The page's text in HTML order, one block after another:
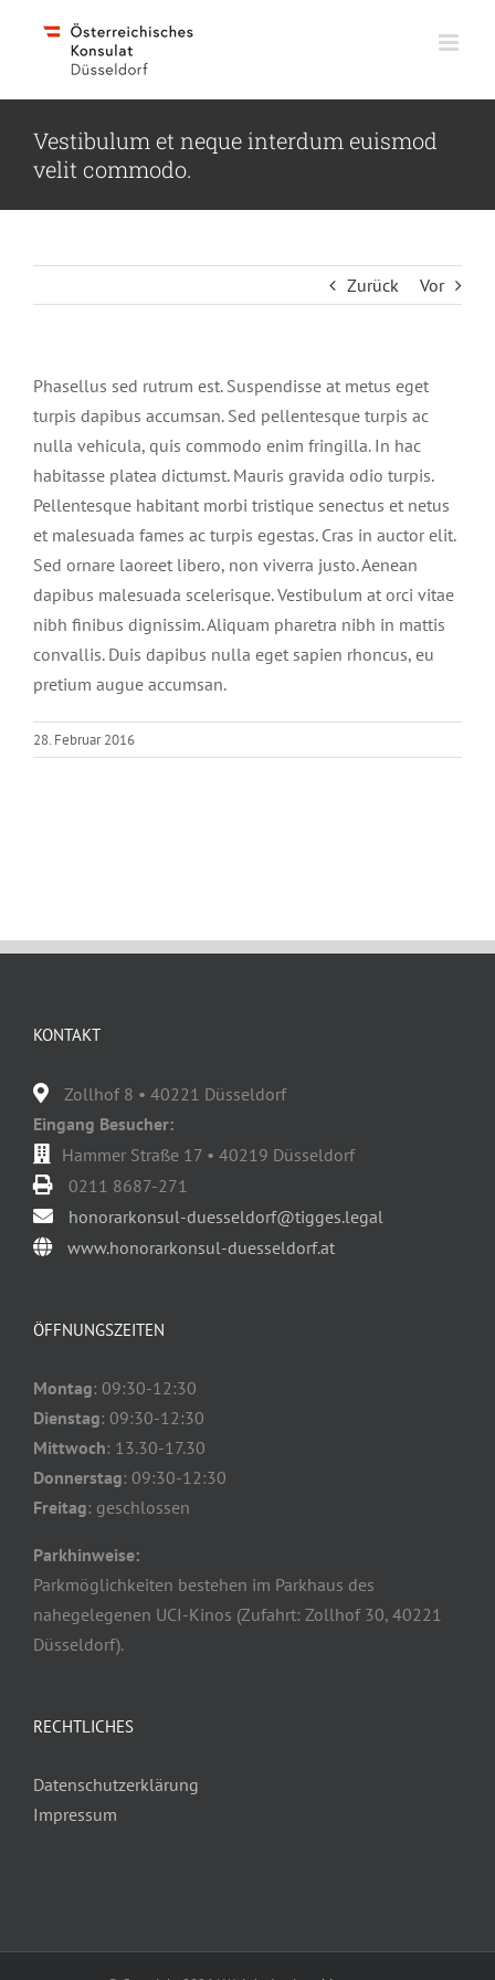
Vestibulum et neque interdum euismod
velit commodo.
Zurück Vor
Phasellus sed rutrum est. Suspendisse at metus eget
turpis dapibus accumsan. Sed pellentesque turpis ac
nulla vehicula, quis commodo enim fringilla. In hac
habitasse platea dictumst. Mauris gravida odio turpis.
Pellentesque habitant morbi tristique senectus et netus
et malesuada fames ac turpis egestas. Cras in auctor elit.
Sed ornare laoreet libero, non viverra justo. Aenean
dapibus malesuada scelerisque. Vestibulum at orci vitae
nibh finibus dignissim. Aliquam pharetra nibh in mattis
convallis. Duis dapibus nulla eget sapien rhoncus, eu
pretium augue accumsan.
28. Februar 2016
KONTAKT
Zollhof 8 • 40221 Düsseldorf
Eingang Besucher:
Hammer Straße 17 • 40219 Düsseldorf
0211 8687-271
honorarkonsul-duesseldorf@tigges.legal
www.honorarkonsul-duesseldorf.at
ÖFFNUNGSZEITEN
Montag: 09:30-12:30
Dienstag: 09:30-12:30
Mittwoch: 13.30-17.30
Donnerstag: 09:30-12:30
Freitag: geschlossen
Parkhinweise:
Parkmöglichkeiten bestehen im Parkhaus des
nahegelegenen UCI-Kinos (Zufahrt: Zollhof 30, 40221
Düsseldorf).
RECHTLICHES
Datenschutzerklärung
Impressum